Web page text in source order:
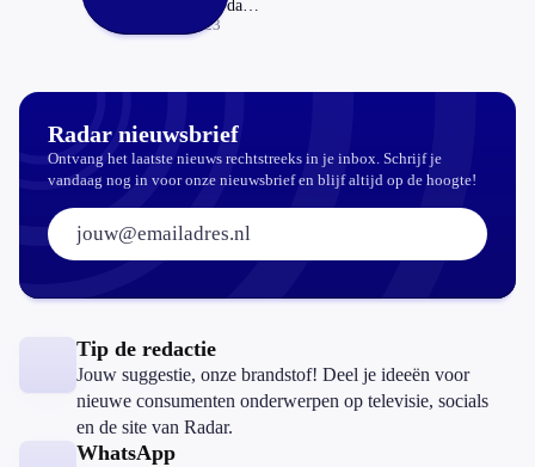
populairder dan
ooit: zo werkt het
17-04-2023
Radar nieuwsbrief
Ontvang het laatste nieuws rechtstreeks in je inbox. Schrijf je
vandaag nog in voor onze nieuwsbrief en blijf altijd op de hoogte!
E-mailadres:
Tip de redactie
Jouw suggestie, onze brandstof! Deel je ideeën voor
nieuwe consumenten onderwerpen op televisie, socials
en de site van Radar.
WhatsApp